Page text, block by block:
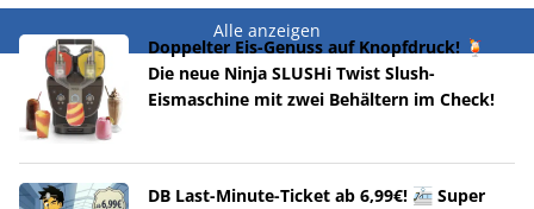
Alle anzeigen
Doppelter Eis-Genuss auf Knopfdruck! 🍹
Die neue Ninja SLUSHi Twist Slush-
Eismaschine mit zwei Behältern im Check!
DB Last-Minute-Ticket ab 6,99€! 🚈 Super